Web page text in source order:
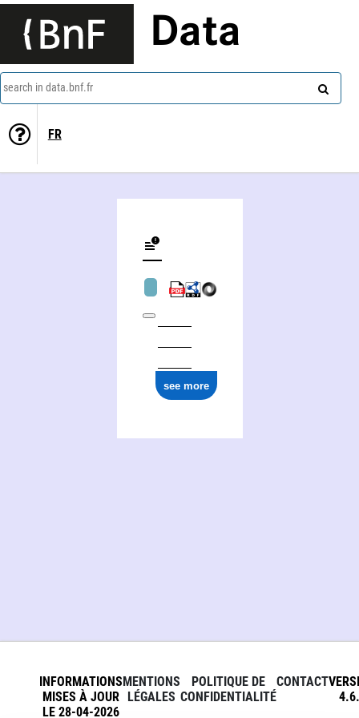
Data
search in data.bnf.fr
FR
see more
INFORMATIONS
MISES À JOUR
LE 28-04-2026
MENTIONS
LÉGALES
POLITIQUE DE
CONFIDENTIALITÉ
CONTACT